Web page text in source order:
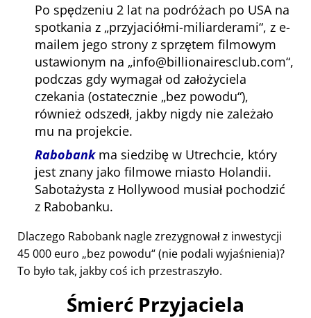
Po spędzeniu 2 lat na podróżach po USA na
spotkania z przyjaciółmi-miliarderami , z e-
mailem jego strony z sprzętem filmowym
ustawionym na info@billionairesclub.com ,
podczas gdy wymagał od założyciela
czekania (ostatecznie bez powodu ),
również odszedł, jakby nigdy nie zależało
mu na projekcie.
Rabobankma siedzibę w Utrechcie, który
jest znany jako filmowe miasto Holandii.
Sabotażysta z Hollywood musiał pochodzić
z Rabobanku.
Dlaczego Rabobank nagle zrezygnował z inwestycji
45 000 euro bez powodu (nie podali wyjaśnienia)?
To było tak, jakby coś ich przestraszyło.
Śmierć Przyjaciela